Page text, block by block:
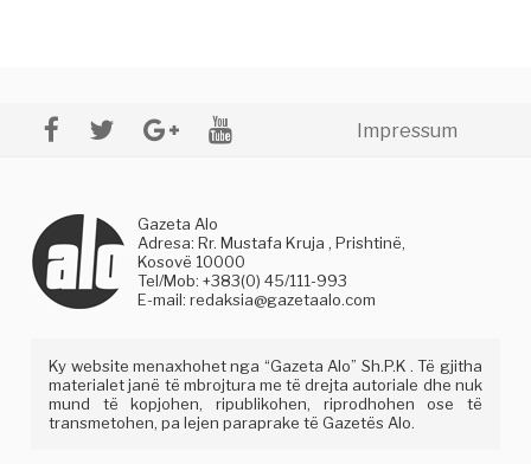
Impressum
Gazeta Alo
Adresa: Rr. Mustafa Kruja , Prishtinë,
Kosovë 10000
Tel/Mob: +383(0) 45/111-993
E-mail:redaksia@gazetaalo.com
Ky website menaxhohet nga “Gazeta Alo” Sh.P.K . Të gjitha
materialet janë të mbrojtura me të drejta autoriale dhe nuk
mund të kopjohen, ripublikohen, riprodhohen ose të
transmetohen, pa lejen paraprake të Gazetës Alo.